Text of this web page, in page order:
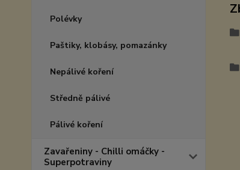
Polévky
Paštiky, klobásy, pomazánky
Nepálivé koření
Středně pálivé
Pálivé koření
Zavařeniny - Chilli omáčky -
Superpotraviny